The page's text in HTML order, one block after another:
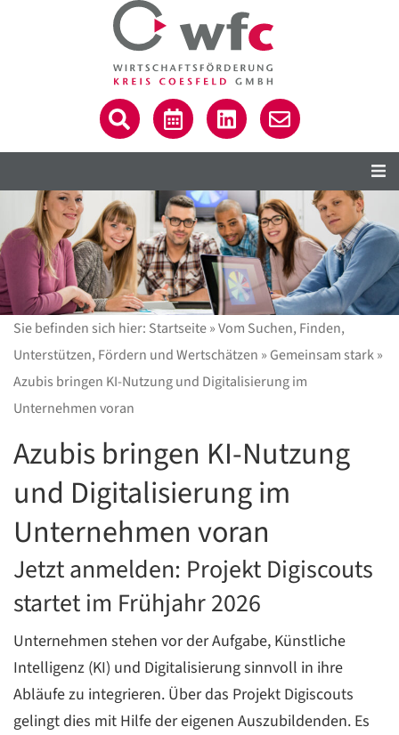
Sie befinden sich hier: Startseite»Vom Suchen, Finden,
Unterstützen, Fördern und Wertschätzen » Gemeinsam stark»
Azubis bringen KI-Nutzung und Digitalisierung im
Unternehmen voran
Azubis bringen KI-Nutzung
und Digitalisierung im
Unternehmen voran
Jetzt anmelden: Projekt Digiscouts
startet im Frühjahr 2026
Unternehmen stehen vor der Aufgabe, Künstliche
Intelligenz (KI) und Digitalisierung sinnvoll in ihre
Abläufe zu integrieren. Über das Projekt Digiscouts
gelingt dies mit Hilfe der eigenen Auszubildenden. Es